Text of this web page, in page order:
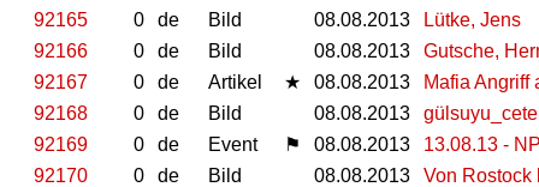
92165
0 de Bild 08.08.2013
Lütke, Jens
92166
0 de Bild 08.08.2013
Gutsche,
92167
0 de Artikel ★ 08.08.2013
Mafia Angriff
92168
0 de Bild 08.08.2013
92169
0 de Event ⚑ 08.08.2013
13.08.13 -
92170
0 de Bild 08.08.2013
Von Rostock